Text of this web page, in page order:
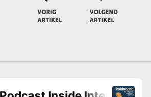
VORIG
ARTIKEL
VOLGEND
ARTIKEL